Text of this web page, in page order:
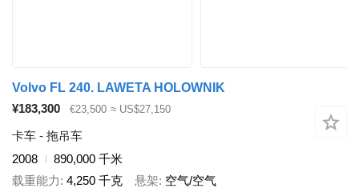
Volvo FL 240. LAWETA HOLOWNIK
¥183,300
€23,500 ≈ US$27,150
卡车 - 拖吊车
2008
890,000 千米
载重能力 4,250 千克 悬架 空气/空气